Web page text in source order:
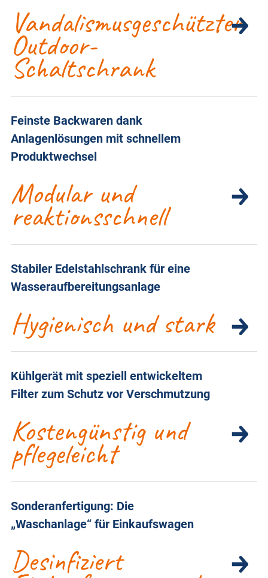
Vandalismusgeschützter
Outdoor-
Schaltschrank
Feinste Backwaren dank
Anlagenlösungen mit schnellem
Produktwechsel
Modular und
reaktionsschnell
Stabiler Edelstahlschrank für eine
Wasseraufbereitungsanlage
Hygienisch und stark
Kühlgerät mit speziell entwickeltem
Filter zum Schutz vor Verschmutzung
Kostengünstig und
pflegeleicht
Sonderanfertigung: Die
„Waschanlage“ für Einkaufswagen
Desinfiziert